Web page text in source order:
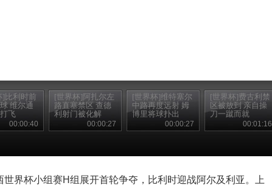
]比利时前
维尔通
飞
00:00:40
[世界杯]阿扎尔左
路直塞禁区 查德
利射门被化解
00:00:27
[世界杯]维特塞尔
中路再度远射 姆
博里将球扑出
00:00:27
[世界杯]费古利禁
区被放到 亲自操
刀一蹴而就
00:01:16
界杯小组赛H组展开首轮争夺，比利时迎战阿尔及利亚。上